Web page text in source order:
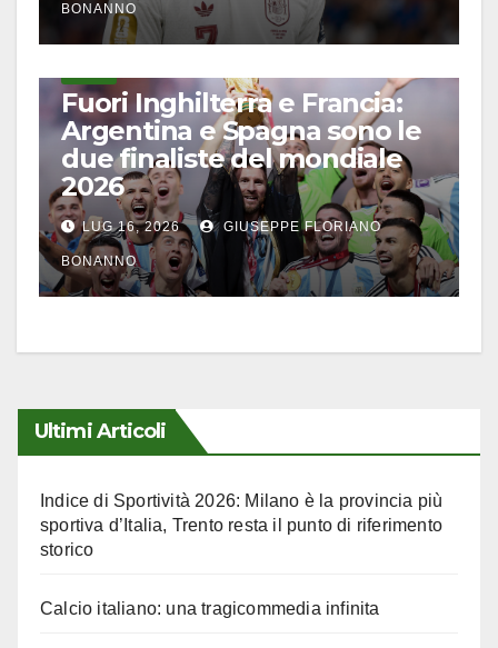
BONANNO
Fuori Inghilterra e Francia:
Argentina e Spagna sono le
due finaliste del mondiale
2026
LUG 16, 2026 GIUSEPPE FLORIANO
BONANNO
Ultimi Articoli
Indice di Sportività 2026: Milano è la provincia più
sportiva d’Italia, Trento resta il punto di riferimento
storico
Calcio italiano: una tragicommedia infinita